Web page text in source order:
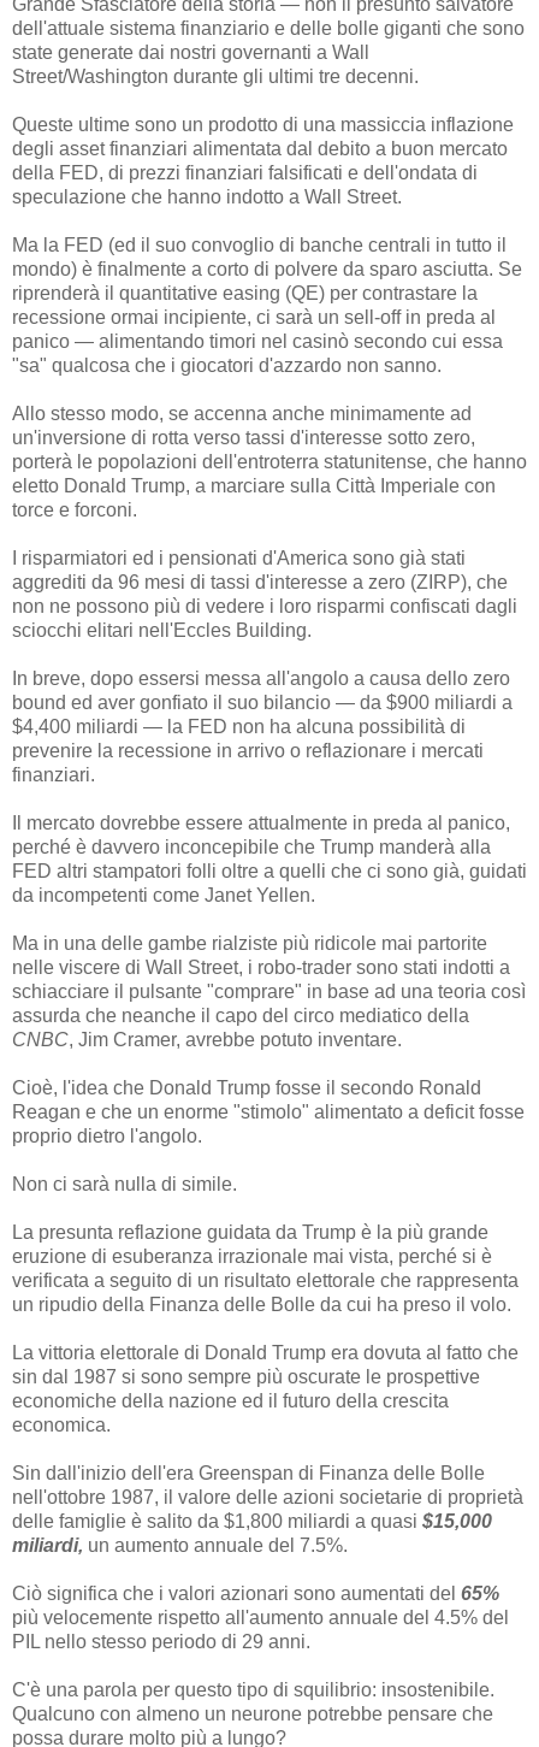
Grande Sfasciatore della storia — non il presunto salvatore
dell'attuale sistema finanziario e delle bolle giganti che sono
state generate dai nostri governanti a Wall
Street/Washington durante gli ultimi tre decenni.
Queste ultime sono un prodotto di una massiccia inflazione
degli asset finanziari alimentata dal debito a buon mercato
della FED, di prezzi finanziari falsificati e dell'ondata di
speculazione che hanno indotto a Wall Street.
Ma la FED (ed il suo convoglio di banche centrali in tutto il
mondo) è finalmente a corto di polvere da sparo asciutta. Se
riprenderà il quantitative easing (QE) per contrastare la
recessione ormai incipiente, ci sarà un sell-off in preda al
panico — alimentando timori nel casinò secondo cui essa
"sa" qualcosa che i giocatori d'azzardo non sanno.
Allo stesso modo, se accenna anche minimamente ad
un'inversione di rotta verso tassi d'interesse sotto zero,
porterà le popolazioni dell'entroterra statunitense, che hanno
eletto Donald Trump, a marciare sulla Città Imperiale con
torce e forconi.
I risparmiatori ed i pensionati d'America sono già stati
aggrediti da 96 mesi di tassi d'interesse a zero (ZIRP), che
non ne possono più di vedere i loro risparmi confiscati dagli
sciocchi elitari nell'Eccles Building.
In breve, dopo essersi messa all'angolo a causa dello zero
bound ed aver gonfiato il suo bilancio — da $900 miliardi a
$4,400 miliardi — la FED non ha alcuna possibilità di
prevenire la recessione in arrivo o reflazionare i mercati
finanziari.
Il mercato dovrebbe essere attualmente in preda al panico,
perché è davvero inconcepibile che Trump manderà alla
FED altri stampatori folli oltre a quelli che ci sono già, guidati
da incompetenti come Janet Yellen.
Ma in una delle gambe rialziste più ridicole mai partorite
nelle viscere di Wall Street, i robo-trader sono stati indotti a
schiacciare il pulsante "comprare" in base ad una teoria così
assurda che neanche il capo del circo mediatico della
CNBC, Jim Cramer, avrebbe potuto inventare.
Cioè, l'idea che Donald Trump fosse il secondo Ronald
Reagan e che un enorme "stimolo" alimentato a deficit fosse
proprio dietro l'angolo.
Non ci sarà nulla di simile.
La presunta reflazione guidata da Trump è la più grande
eruzione di esuberanza irrazionale mai vista, perché si è
verificata a seguito di un risultato elettorale che rappresenta
un ripudio della Finanza delle Bolle da cui ha preso il volo.
La vittoria elettorale di Donald Trump era dovuta al fatto che
sin dal 1987 si sono sempre più oscurate le prospettive
economiche della nazione ed il futuro della crescita
economica.
Sin dall'inizio dell'era Greenspan di Finanza delle Bolle
nell'ottobre 1987, il valore delle azioni societarie di proprietà
delle famiglie è salito da $1,800 miliardi a quasi $15,000
miliardi, un aumento annuale del 7.5%.
Ciò significa che i valori azionari sono aumentati del 65%
più velocemente rispetto all'aumento annuale del 4.5% del
PIL nello stesso periodo di 29 anni.
C'è una parola per questo tipo di squilibrio: insostenibile.
Qualcuno con almeno un neurone potrebbe pensare che
possa durare molto più a lungo?